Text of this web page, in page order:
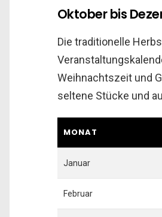
Oktober bis
Die traditionelle
Weihnachtszeit und
seltene Stücke und
MONAT
Januar
Februar